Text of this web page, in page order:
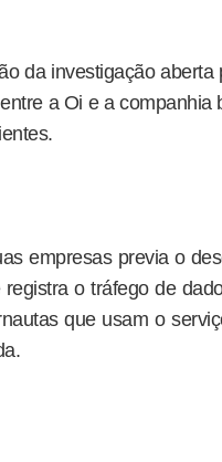
da investigação aberta
a Oi e a companhia
empresas previa o
o tráfego de
que usam o